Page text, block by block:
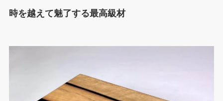
時を越えて魅了する最高級材